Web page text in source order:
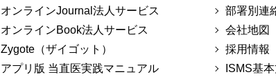
オンラインJournal法人サービス
オンラインBook法人サービス
Zygote（ザイゴット）
アプリ版 当直医実践マニュアル
部署別連
会社地図
採用情報
ISMS基